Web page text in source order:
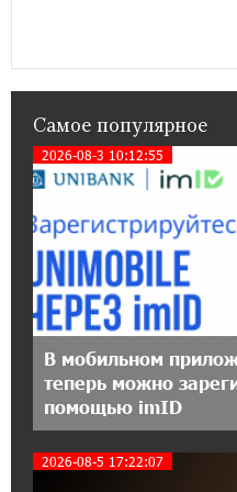
Flyone:
11:30:15 17-07-2026
Ucom и
школьникам
кибербезопасности
При
установлена
10 кВт
Юнибанк
Самое популярное
2026-08-3 10:12:55
В мобильном
теперь можно
помощью imID
2026-08-5 17:22:07